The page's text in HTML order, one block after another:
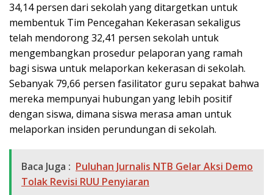
34,14 persen dari sekolah yang ditargetkan untuk
membentuk Tim Pencegahan Kekerasan sekaligus
telah mendorong 32,41 persen sekolah untuk
mengembangkan prosedur pelaporan yang ramah
bagi siswa untuk melaporkan kekerasan di sekolah.
Sebanyak 79,66 persen fasilitator guru sepakat bahwa
mereka mempunyai hubungan yang lebih positif
dengan siswa, dimana siswa merasa aman untuk
melaporkan insiden perundungan di sekolah.
Baca Juga : Puluhan Jurnalis NTB Gelar Aksi Demo
Tolak Revisi RUU Penyiaran